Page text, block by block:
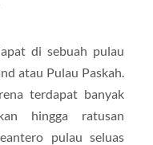
di sebuah pulau
atau Pulau Paskah.
terdapat banyak
hingga ratusan
pulau seluas